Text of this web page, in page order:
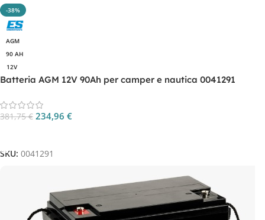
-38%
AGM
90 AH
12V
Batteria AGM 12V 90Ah per camper e nautica 0041291
381,75€ 234,96 €
SKU: 0041291